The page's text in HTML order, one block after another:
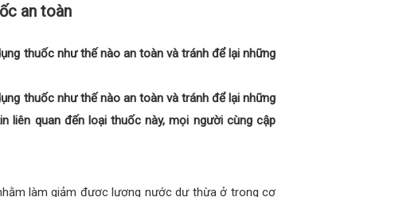
an toàn
thuốc như thế nào an toàn và tránh để lại những
thuốc như thế nào an toàn và tránh để lại những
liên quan đến loại thuốc này, mọi người cùng cập
làm giảm được lượng nước dư thừa ở trong cơ